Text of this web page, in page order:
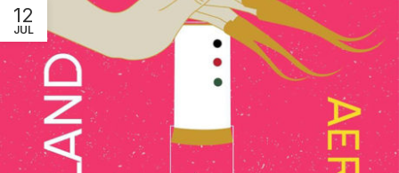
12
JUL